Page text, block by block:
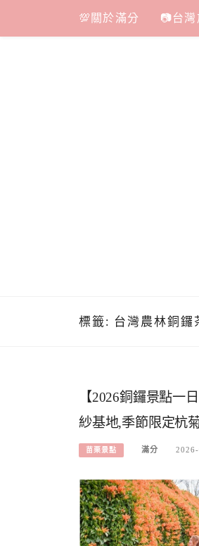
content
💯關於滿分 📷台灣
標籤: 台灣農林銅鑼
【2026銅鑼景點一
紗基地,季節限定杭
苗栗景點 滿分